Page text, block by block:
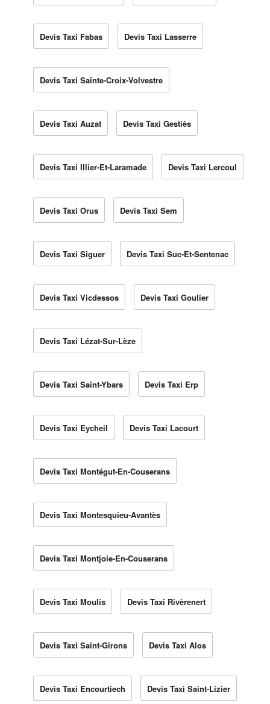
Devis Taxi Fabas Devis Taxi Lasserre
Devis Taxi Sainte-Croix-Volvestre
Devis Taxi Auzat Devis Taxi Gestiès
Devis Taxi Illier-Et-Laramade Devis Taxi Lercoul
Devis Taxi Orus Devis Taxi Sem
Devis Taxi Siguer Devis Taxi Suc-Et-Sentenac
Devis Taxi Vicdessos Devis Taxi Goulier
Devis Taxi Lézat-Sur-Lèze
Devis Taxi Saint-Ybars Devis Taxi Erp
Devis Taxi Eycheil Devis Taxi Lacourt
Devis Taxi Montégut-En-Couserans
Devis Taxi Montesquieu-Avantès
Devis Taxi Montjoie-En-Couserans
Devis Taxi Moulis Devis Taxi Rivèrenert
Devis Taxi Saint-Girons Devis Taxi Alos
Devis Taxi Encourtiech Devis Taxi Saint-Lizier